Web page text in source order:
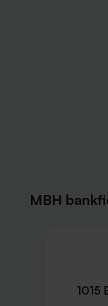
MBH
1015